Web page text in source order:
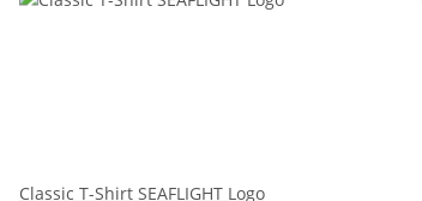
Classic T-Shirt SEAFLIGHT Logo